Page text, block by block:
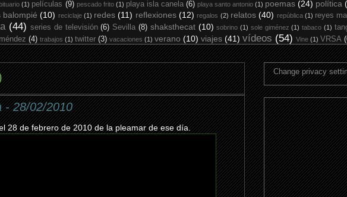
(1) películas (9) pescado frito (1) playa isla canela (6) playa santo antonio (1) poemas (24) política
balompié (10) reciclaje (1) redes (11) reflexiones (12) regalos (2) relatos (40) república (1) reyes
(44) series de televisión (6) Sevilla (8) shaksthecat (10) sobrino (1) sole giménez (1) tabaco (1)
(4) trabajos (1) twitter (3) vacaciones (1) verano (10) viajes (41) vídeos (54) Vine (1) VRSA
- 28/02/2010
28 de febrero de 2010 de la pleamar de ese día.
Change privacy